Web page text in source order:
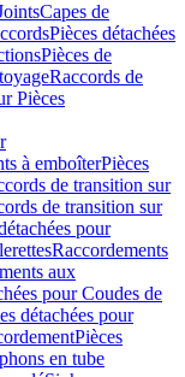
Capes de
Pièces détachées
Pièces de
Raccords de
Pièces
à emboîterPièces
de transition sur
de transition sur
pour
Raccordements
aux
pour Coudes de
détachées pour
Pièces
en tube